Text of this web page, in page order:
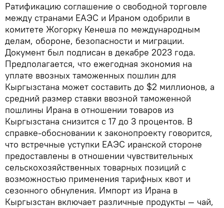
Ратификацию соглашение о свободной торговле
между странами ЕАЭС и Ираном одобрили в
комитете Жогорку Кенеша по международным
делам, обороне, безопасности и миграции.
Документ был подписан в декабре 2023 года.
Предполагается, что ежегодная экономия на
уплате ввозных таможенных пошлин для
Кыргызстана может составить до $2 миллионов, а
средний размер ставки ввозной таможенной
пошлины Ирана в отношении товаров из
Кыргызстана снизится с 17 до 3 процентов. В
справке-обосновании к законопроекту говорится,
что встречные уступки ЕАЭС иранской стороне
предоставлены в отношении чувствительных
сельскохозяйственных товарных позиций с
возможностью применения тарифных квот и
сезонного обнуления. Импорт из Ирана в
Кыргызстан включает различные продукты — чай,